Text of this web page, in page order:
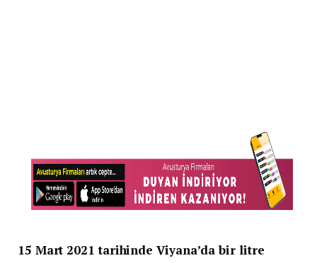
15 Mart 2021 tarihinde Viyana’da bir litre